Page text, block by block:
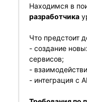
Находимся в
разработчика
Что предстоит
- создание
сервисов;
-
- интеграция с